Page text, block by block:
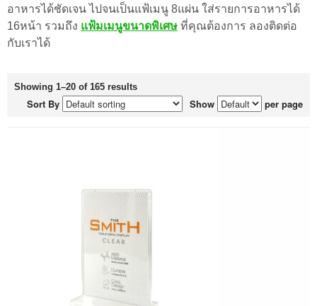
อาหารได้ชัดเจน ไปจนเป็นแฟ้เมนู 8แผ่น ใส่รายการอาหารได้
16หน้า รวมถึง แฟ้มเมนูขนาดพิเศษ ที่คุณต้องการ ลองติดต่อ
กับเราได้
Showing 1–20 of 165 results
Sort By Show per page